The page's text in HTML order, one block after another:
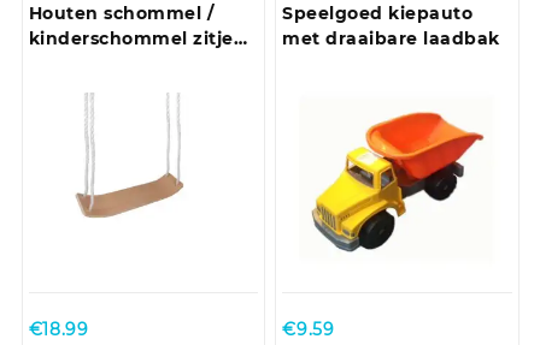
Houten schommel /
kinderschommel zitje
€18.99
Speelgoed kiepauto
met draaibare laadbak
€9.59